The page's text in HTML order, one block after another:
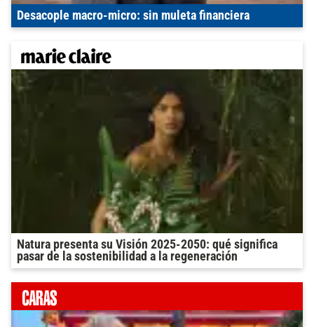
Desacople macro-micro: sin muleta financiera
Natura presenta su Visión 2025-2050: qué significa
pasar de la sostenibilidad a la regeneración